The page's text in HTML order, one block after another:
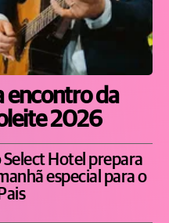
encontro da
2026
Select Hotel prepara
especial para o